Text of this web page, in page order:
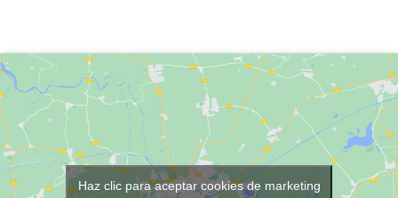
Haz clic para aceptar cookies de marketing